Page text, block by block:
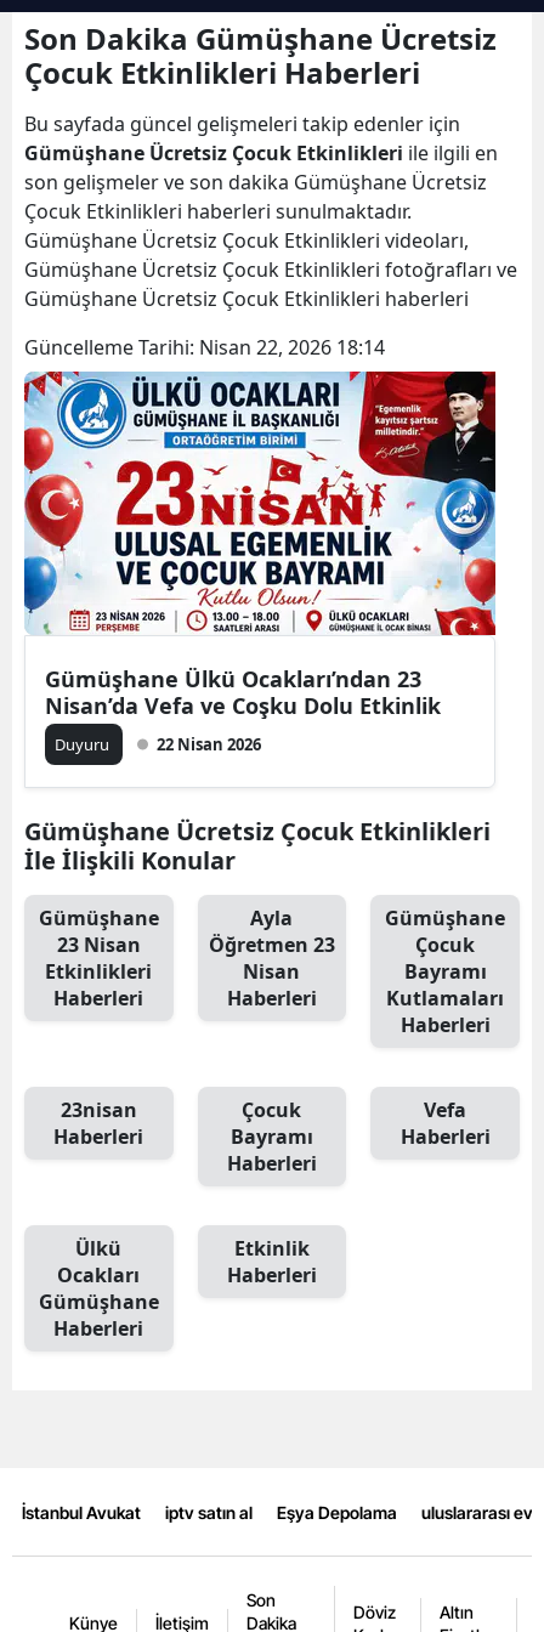
Bilecik
Bingöl
Bitlis
Bolu
Burdur
Bursa
Çankırı
Çorum
Denizli
Diyarbakır
Edirne
Elazığ
Erzincan
Gaziantep
Gümüşhane
Hakkari
Hatay
Mersin
İstanbul
İzmir
Kars
Kocaeli
Kütahya
Son Dakika Gümüşhane Ücretsiz
Çocuk Etkinlikleri Haberleri
Bu sayfada güncel gelişmeleri takip edenler için
Gümüşhane Ücretsiz Çocuk Etkinlikleri ile ilgili en
son gelişmeler ve son dakika Gümüşhane Ücretsiz
Çocuk Etkinlikleri haberleri sunulmaktadır.
Gümüşhane Ücretsiz Çocuk Etkinlikleri videoları,
Gümüşhane Ücretsiz Çocuk Etkinlikleri fotoğrafları ve
Gümüşhane Ücretsiz Çocuk Etkinlikleri haberleri
Güncelleme Tarihi: Nisan 22, 2026 18:14
Gümüşhane Ülkü Ocakları’ndan 23
Nisan’da Vefa ve Coşku Dolu Etkinlik
Duyuru 22 Nisan 2026
Gümüşhane Ücretsiz Çocuk Etkinlikleri
İle İlişkili Konular
Gümüşhane
23 Nisan
Etkinlikleri
Haberleri
Ayla
Öğretmen 23
Nisan
Haberleri
Gümüşhane
Çocuk
Bayramı
Kutlamaları
Haberleri
23nisan
Haberleri
Çocuk
Bayramı
Haberleri
Vefa
Haberleri
Ülkü
Ocakları
Gümüşhane
Haberleri
Etkinlik
Haberleri
İstanbul Avukat iptv satın al Eşya Depolama uluslararası
Künye İletişim
Son
Dakika
Döviz
Altın